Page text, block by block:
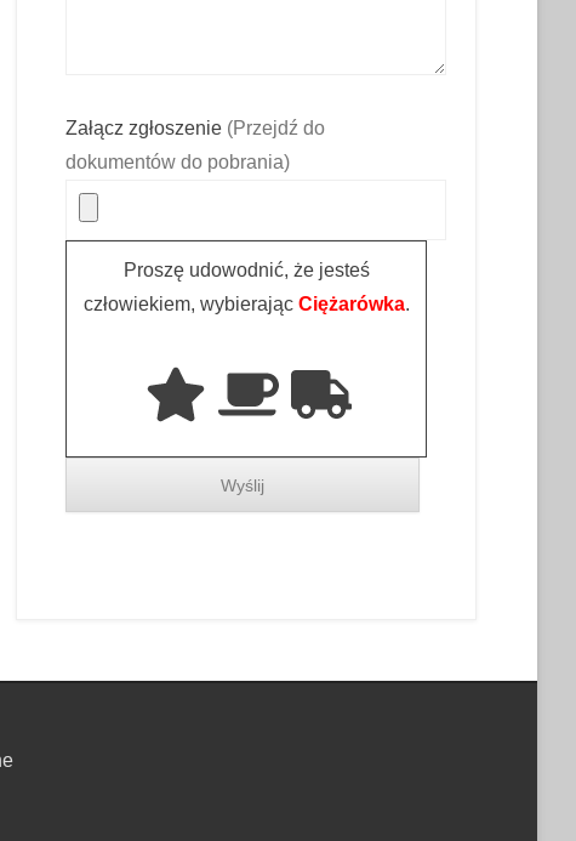
Załącz zgłoszenie (Przejdź do
dokumentów do pobrania)
Proszę udowodnić, że jesteś
człowiekiem, wybierającCiężarówka.